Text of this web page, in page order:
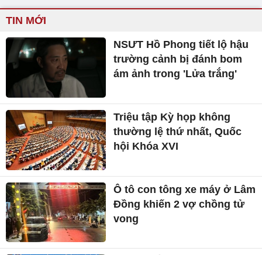
TIN MỚI
NSƯT Hồ Phong tiết lộ hậu
trường cảnh bị đánh bom
ám ảnh trong 'Lửa trắng'
Triệu tập Kỳ họp không
thường lệ thứ nhất, Quốc
hội Khóa XVI
Ô tô con tông xe máy ở Lâm
Đồng khiến 2 vợ chồng tử
vong